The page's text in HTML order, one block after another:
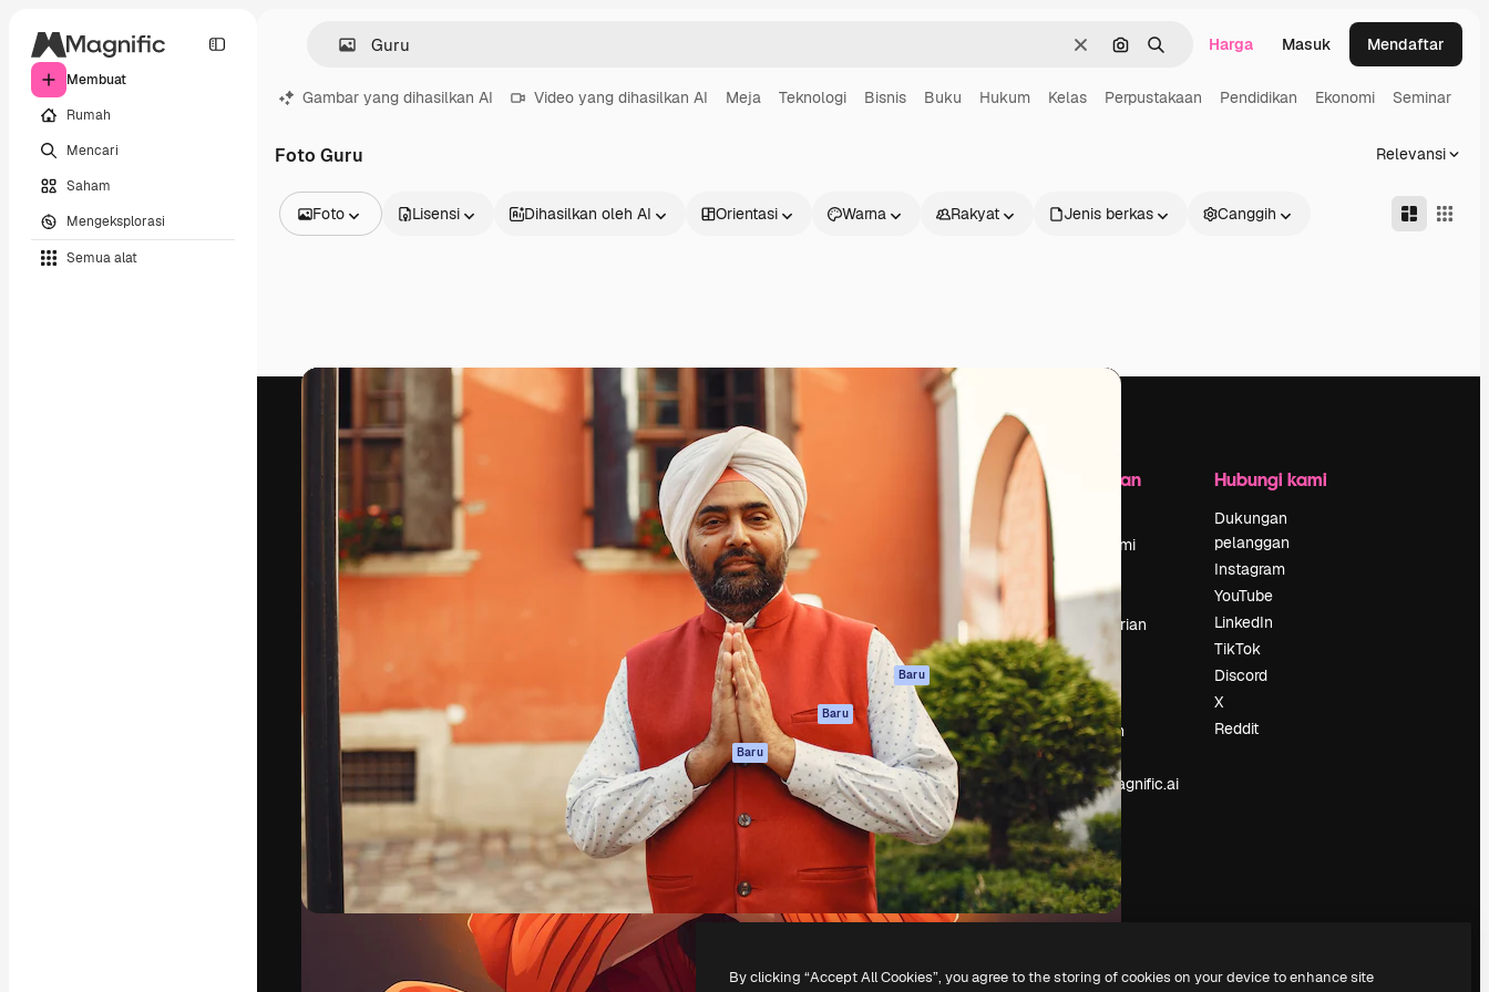
Membuat
Rumah
Mencari
Saham
Mengeksplorasi
Semua alat
JernihPencarian berdasarkan gambar
MencariHarga Masuk Mendaftar
Gambar yang dihasilkan AI Video yang dihasilkan AI Meja Teknologi Bisnis Buku Hukum Kelas Perpustakaan Pendidikan Ekonomi Seminar
Foto Guru Relevansi
Foto
Video
Grafik gerak
Templat video
Model 3D
Lisensi Dihasilkan oleh AI Orientasi Warna Rakyat Jenis berkas Canggih
Platform kreatif untuk mengarahkan karya
terbaik Anda. Lebih dari 1 juta pelanggan
dari kalangan kreatif, perusahaan, agensi,
Produk
Spaces
Asisten AI
Generator gambar
AI
Generator video AI
Generator suara AI
Konten stok
MCP untuk
Claude/ChatGPT
Baru
Agen Baru
API
Aplikasi seluler
Semua alat
Penggunaan
Kebijakan privasi
Asli Baru
Kebijakan Cookie
Pusat kepercayaan
Afiliasi
Enterprise
Perusahaan
Harga
Tentang kami
Reviews
Karier
Tren pencarian
Blog
Acara
Slidesgo
Jual konten
Ruang pers
Mencari magnific.ai
Hubungi kami
Dukungan
pelanggan
Instagram
YouTube
LinkedIn
TikTok
Discord
X
Reddit
Copyright © 2010-2026Freepik Company S.L.U.Hak cipta dilindungi undang-undang.
By clicking “Accept All Cookies”, you agree to the storing of cookies on your device to enhance site